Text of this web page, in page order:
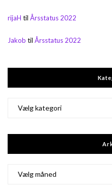
rijaH til Årsstatus 2022
Jakob til Årsstatus 2022